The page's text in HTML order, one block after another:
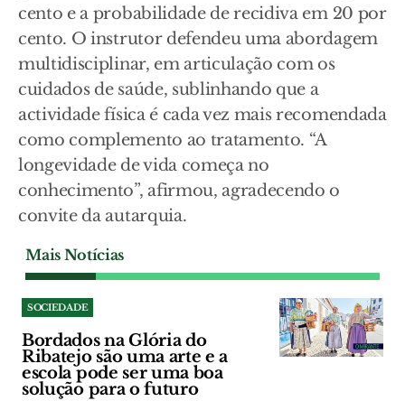
cento e a probabilidade de recidiva em 20 por
cento. O instrutor defendeu uma abordagem
multidisciplinar, em articulação com os
cuidados de saúde, sublinhando que a
actividade física é cada vez mais recomendada
como complemento ao tratamento. “A
longevidade de vida começa no
conhecimento”, afirmou, agradecendo o
convite da autarquia.
Mais Notícias
SOCIEDADE
Bordados na Glória do
Ribatejo são uma arte e a
escola pode ser uma boa
solução para o futuro